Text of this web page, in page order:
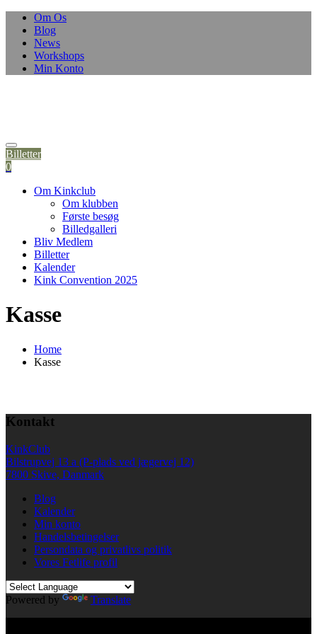
Om Os
Blog
News
Workshops
Min Konto
Billetter
0
Om Kinkclub
Om klubben
Første besøg
Billedgalleri
Bliv Medlem
Billetter
Kalender
Kink Convention 2025
Kasse
Home
Kasse
Kontakt
KinkClub
Bilstrupvej 13 a (P-plads ved jægervej 12)
7800 Skive, Danmark
Blog
Kalender
Min konto
Handelsbetingelser
Persondata og privatlivs politik
Vores Fetlife profil
Powered by
Translate